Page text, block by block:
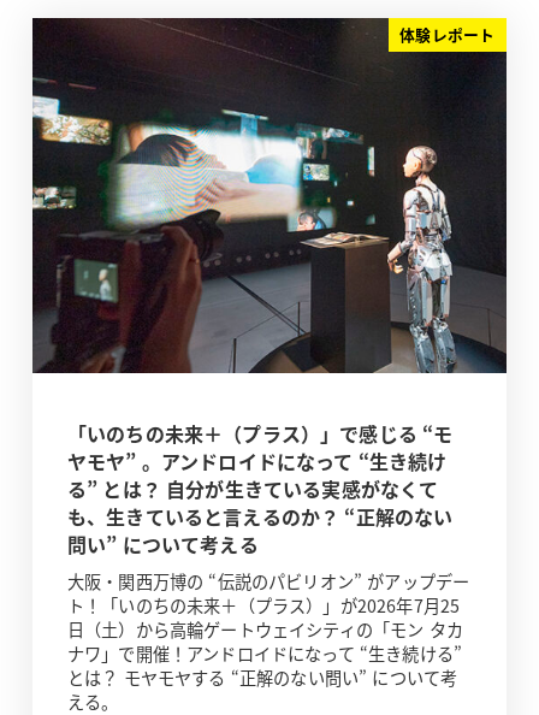
体験レポート
「いのちの未来＋（プラス）」で感じる “モ
ヤモヤ” 。アンドロイドになって “生き続け
る” とは？ 自分が生きている実感がなくて
も、生きていると言えるのか？ “正解のない
問い” について考える
大阪・関西万博の “伝説のパビリオン” がアップデー
ト！「いのちの未来＋（プラス）」が2026年7月25
日（土）から高輪ゲートウェイシティの「モン タカ
ナワ」で開催！アンドロイドになって “生き続ける”
とは？ モヤモヤする “正解のない問い” について考
える。